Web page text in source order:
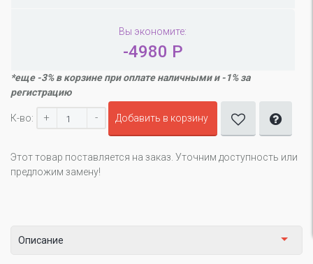
Вы экономите:
-4980 Р
*еще -3% в корзине при оплате наличными и -1% за
регистрацию
К-во: + - Добавить в корзину
Этот товар поставляется на заказ. Уточним доступность или
предложим замену!
Описание